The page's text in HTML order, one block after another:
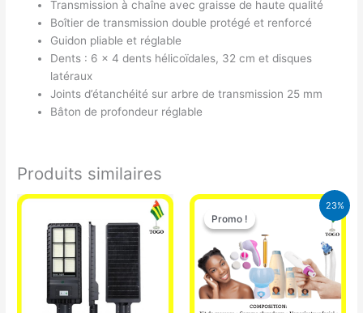
Transmission à chaîne avec graisse de haute qualité
Boîtier de transmission double protégé et renforcé
Guidon pliable et réglable
Dents : 6 x 4 dents hélicoïdales, 32 cm et disques
latéraux
Joints d’étanchéité sur arbre de transmission 25 mm
Bâton de profondeur réglable
Produits similaires
23%
Promo !
Promo !
Le
prix
initial
était :
65.000 CFA.
Le
prix
actuel
est :
49.900